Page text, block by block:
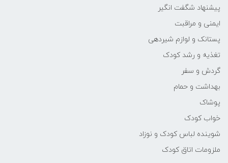
پیشنهاد شگفت انگیر
ایمنی و مراقبت
پستانک و لوازم شیردهی
تغذیه و رشد کودک
گردش و سفر
بهداشت و حمام
پوشاک
خواب کودک
شوینده لباس کودک و نوزاد
ملزومات اتاق کودک